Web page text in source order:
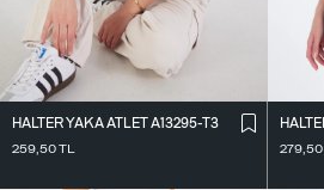
HALTER YAKA ATLET A13295-T3
259,50TL
279,50